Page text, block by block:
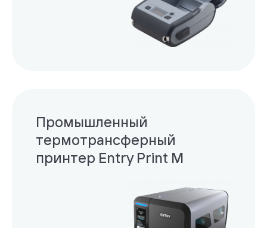
Промышленный
термотрансферный
принтер Entry Print M